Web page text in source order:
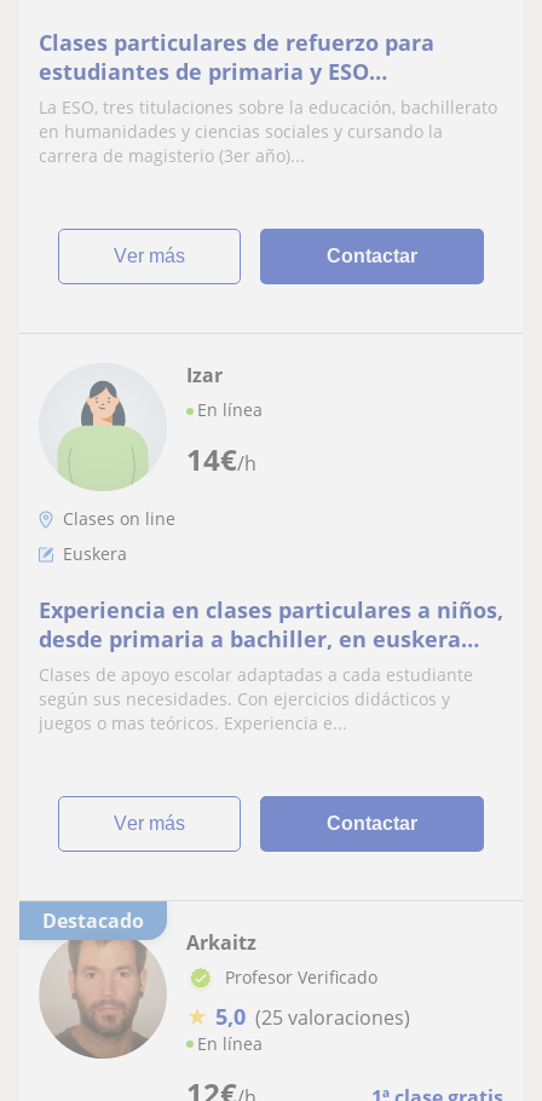
Clases particulares de refuerzo para
estudiantes de primaria y ESO
(euskara,matemática, historia, francés,
inglés, lengua castellana y literatura....)
La ESO, tres titulaciones sobre la educación, bachillerato
en humanidades y ciencias sociales y cursando la
carrera de magisterio (3er año)...
ver más Contactar
14€/h
Izar
En línea
Clases on line
Euskera
Experiencia en clases particulares a niños,
desde primaria a bachiller, en euskera
(tengo el C1).
Clases de apoyo escolar adaptadas a cada estudiante
según sus necesidades. Con ejercicios didácticos y
juegos o mas teóricos. Experiencia e...
ver más Contactar
Destacado
Arkaitz
Profesor Verificado
★ 5,0 (25 valoraciones)
En línea